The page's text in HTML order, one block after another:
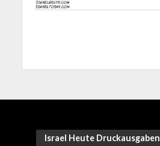
Israel Heute Druckausgaben